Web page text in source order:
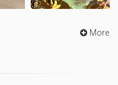
More